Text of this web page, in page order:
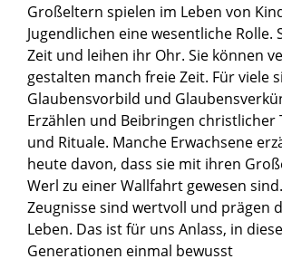
Großeltern spielen im Leben von
Jugendlichen eine wesentliche Rolle.
Zeit und leihen ihr Ohr. Sie können
gestalten manch freie Zeit. Für viele
Glaubensvorbild und
Erzählen und Beibringen christlicher
und Rituale. Manche Erwachsene
heute davon, dass sie mit ihren
Werl zu einer Wallfahrt gewesen
Zeugnisse sind wertvoll und prägen
Leben. Das ist für uns Anlass, in
Generationen einmal bewusst